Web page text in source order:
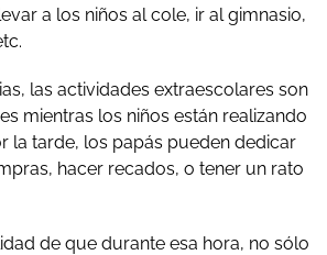
a los niños al cole, ir al gimnasio,
las actividades extraescolares son
mientras los niños están realizando
la tarde, los papás pueden dedicar
hacer recados, o tener un rato
de que durante esa hora, no sólo